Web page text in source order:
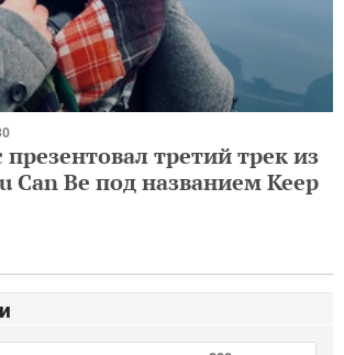
третий трек из
Can Be под названием Keep